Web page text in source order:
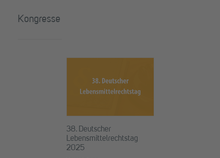
Kongresse
38. Deutscher
Lebensmittelrechtstag
2025